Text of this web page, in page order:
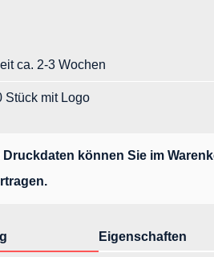
ca. 2-3 Wochen
Stück mit Logo
Druckdaten können Sie im
Eigenschaften